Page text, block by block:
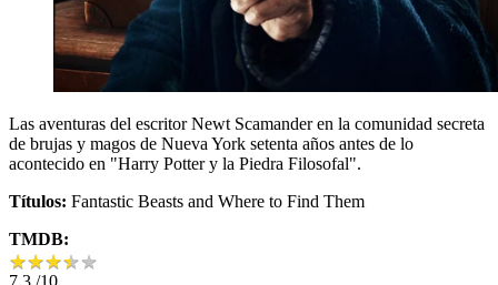
Las aventuras del escritor Newt Scamander en la comunidad secreta
de brujas y magos de Nueva York setenta años antes de lo
acontecido en "Harry Potter y la Piedra Filosofal".
Títulos: Fantastic Beasts and Where to Find Them
TMDB:
★★★★★
★★★★★
7.3 /10